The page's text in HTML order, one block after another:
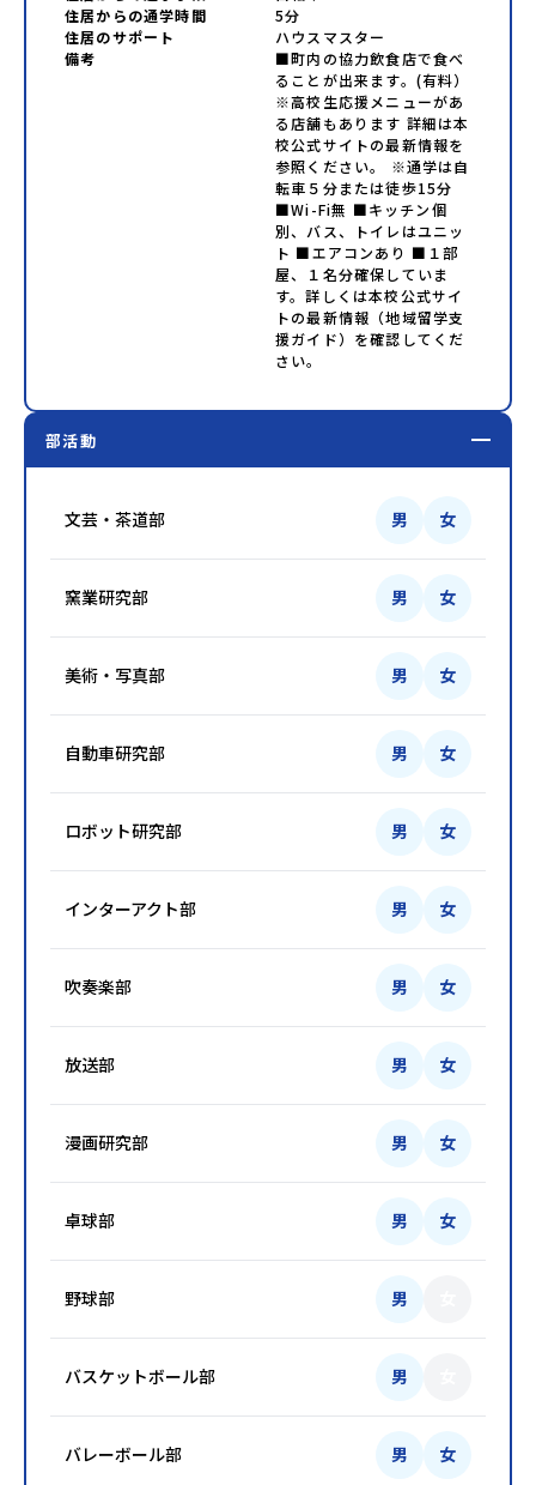
住居からの通学時間
5分
住居のサポート
ハウスマスター
備考
■町内の協力飲食店で食べ
ることが出来ます。(有料）
※高校生応援メニューがあ
る店舗もあります 詳細は本
校公式サイトの最新情報を
参照ください。 ※通学は自
転車５分または徒歩15分
■Wi-Fi無 ■キッチン個
別、バス、トイレはユニッ
ト ■エアコンあり ■１部
屋、１名分確保していま
す。詳しくは本校公式サイ
トの最新情報（地域留学支
援ガイド）を確認してくだ
さい。
部活動
文芸・茶道部 男 女
窯業研究部 男 女
美術・写真部 男 女
自動車研究部 男 女
ロボット研究部 男 女
インターアクト部 男 女
吹奏楽部 男 女
放送部 男 女
漫画研究部 男 女
卓球部 男 女
野球部 男
バスケットボール部 男
バレーボール部 男 女